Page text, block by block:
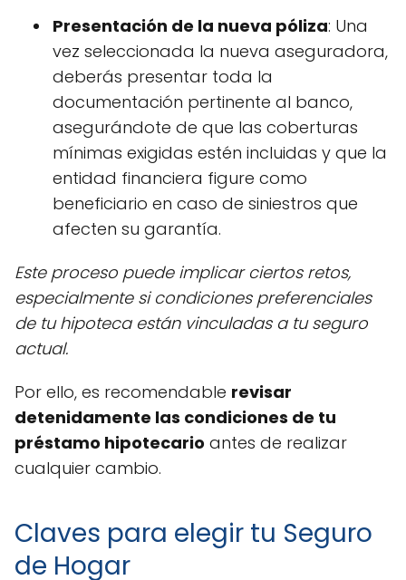
Presentación de la nueva póliza: Una
vez seleccionada la nueva aseguradora,
deberás presentar toda la
documentación pertinente al banco,
asegurándote de que las coberturas
mínimas exigidas estén incluidas y que la
entidad financiera figure como
beneficiario en caso de siniestros que
afecten su garantía.
Este proceso puede implicar ciertos retos,
especialmente si condiciones preferenciales
de tu hipoteca están vinculadas a tu seguro
actual.
Por ello, es recomendable revisar
detenidamente las condiciones de tu
préstamo hipotecario antes de realizar
cualquier cambio.
Claves para elegir tu Seguro
de Hogar